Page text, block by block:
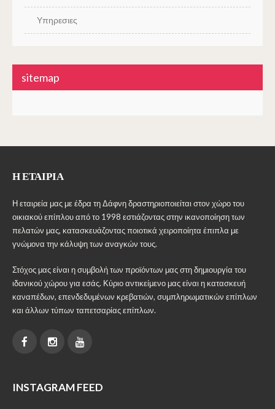
Υπηρεσιες
sitemap
Η ΕΤΑΙΡΊΑ
Η εταιρεία μας με έδρα τη Δάφνη δραστηριοποιείται στον χώρο του
οικιακού επίπλου από το 1998 εστιάζοντας στην ικανοποίηση των
πελατών μας, κατασκευάζοντας ποιοτικά χειροποίητα έπιπλα με
γνώμονα την κάλυψη των αναγκών τους.
Στόχος μας είναι η συμβολή των προϊόντων μας στη δημιουργία του
ιδανικού χώρου για εσάς. Κύριο αντικείμενο μας είναι η κατασκευή
καναπέδων, επενδεδυμένων κρεβατιών, συμπληρωματικών επίπλων
και άλλων τύπων ταπετσαρίας επίπλων.
INSTAGRAM FEED